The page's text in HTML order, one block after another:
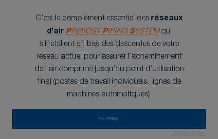
C’est le complément essentiel desréseaux
d’air PREVOST PIPINGSYSTEMqui
s’installent en bas des descentes de votre
réseau actuel pour assurer l’acheminement
de l’air comprimé jusqu’au point d’utilisation
final (postes de travail individuels, lignes de
machines automatiques).
FILTRES
20 résultats